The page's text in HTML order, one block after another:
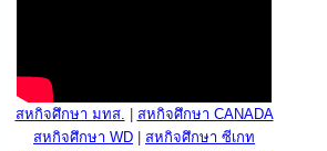
สหกิจศึกษา มทส.
สหกิจศึกษา CANADA
สหกิจศึกษา WD
สหกิจศึกษา ซีเกท